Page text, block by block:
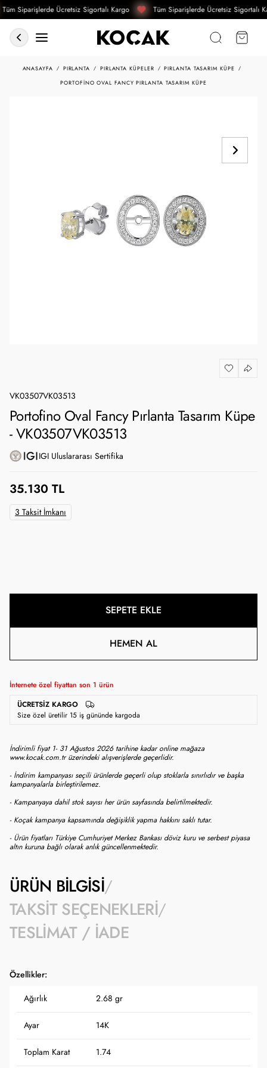
Tüm Siparişlerde Ücretsiz Sigortalı Kargo Tüm Siparişlerde Ücretsiz Sigortalı
ANASAYFA PIRLANTA PIRLANTA KÜPELER
PIRLANTA TASARIM KÜPE
PORTOFINO OVAL FANCY PIRLANTA TASARIM KÜPE
VK03507VK03513
Portofino Oval Fancy Pırlanta Tasarım Küpe
- VK03507VK03513
IGI Uluslararası Sertifika
35.130 TL
3 Taksit İmkanı
SEPETE EKLE
HEMEN AL
İnternete özel fiyattan son 1 ürün
ÜCRETSIZ KARGO
Size özel üretilir 15 iş gününde kargoda
İndirimli fiyat 1- 31 Ağustos 2026 tarihine kadar online mağaza
www.kocak.com.tr üzerindeki alışverişlerde geçerlidir.
- İndirim kampanyası seçili ürünlerde geçerli olup stoklarla sınırlıdır ve başka
kampanyalarla birleştirilemez.
- Kampanyaya dahil stok sayısı her ürün sayfasında belirtilmektedir.
- Koçak kampanya kapsamında değişiklik yapma hakkını saklı tutar.
- Ürün fiyatları Türkiye Cumhuriyet Merkez Bankası döviz kuru ve serbest piyasa
altın kuruna bağlı olarak anlık güncellenmektedir.
ÜRÜN BILGISI
TAKSIT SEÇENEKLERI
TESLIMAT / İADE
Özellikler:
Ağırlık 2.68 gr
Ayar 14K
Toplam Karat 1.74